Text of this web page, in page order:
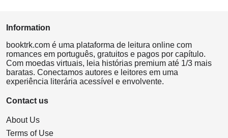
Information
booktrk.com é uma plataforma de leitura online com
romances em português, gratuitos e pagos por capítulo.
Com moedas virtuais, leia histórias premium até 1/3 mais
baratas. Conectamos autores e leitores em uma
experiência literária acessível e envolvente.
Contact us
About Us
Terms of Use